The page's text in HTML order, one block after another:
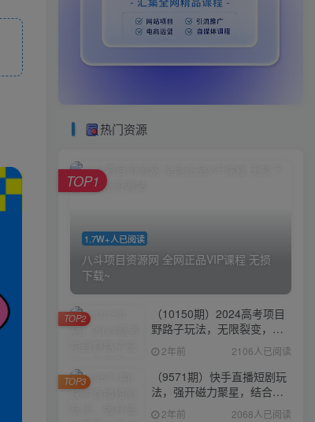
热门资源
1.7W+人已阅读
八斗项目资源网 全网正品VIP课程 无损
下载~
TOP1
（10150期）2024高考项目
野路子玩法，无限裂变，最
高一天1W＋！
2年前 2106人已阅读
TOP2
（9571期）快手直播短剧玩
法，强开磁力聚星，结合多
种变现方式日入600+
2年前 2068人已阅读
TOP3